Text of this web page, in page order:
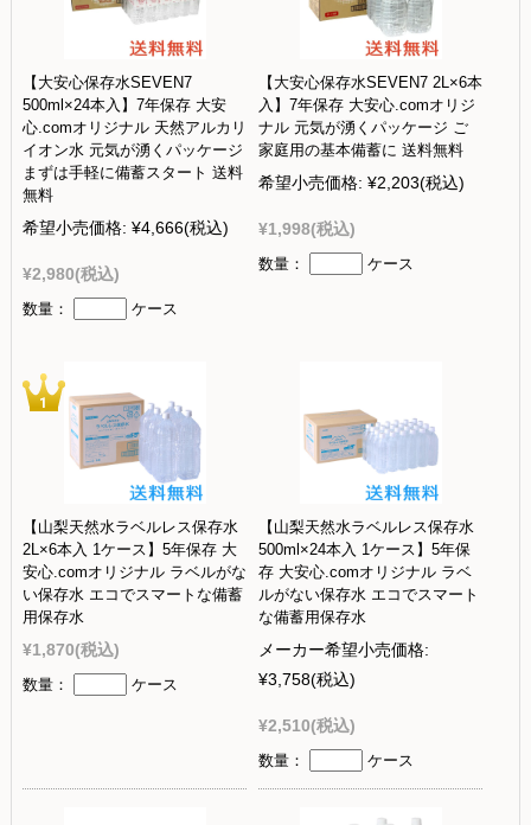
【大安心保存水SEVEN7
500ml×24本入】7年保存 大安
心.comオリジナル 天然アルカリ
イオン水 元気が湧くパッケージ
まずは手軽に備蓄スタート 送料
無料
希望小売価格: ¥4,666(税込)
¥2,980(税込)
数量： ケース
【大安心保存水SEVEN7 2L×6本
入】7年保存 大安心.comオリジ
ナル 元気が湧くパッケージ ご
家庭用の基本備蓄に 送料無料
希望小売価格: ¥2,203(税込)
¥1,998(税込)
数量： ケース
【山梨天然水ラベルレス保存水
2L×6本入 1ケース】5年保存 大
安心.comオリジナル ラベルがな
い保存水 エコでスマートな備蓄
用保存水
¥1,870(税込)
数量： ケース
【山梨天然水ラベルレス保存水
500ml×24本入 1ケース】5年保
存 大安心.comオリジナル ラベ
ルがない保存水 エコでスマート
な備蓄用保存水
メーカー希望小売価格:
¥3,758(税込)
¥2,510(税込)
数量： ケース